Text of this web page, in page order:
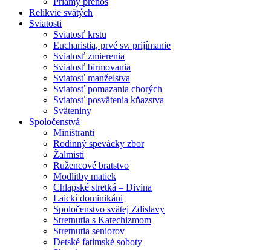
Relikvie svätých
Sviatosti
Sviatosť krstu
Eucharistia, prvé sv. prijímanie
Sviatosť zmierenia
Sviatosť birmovania
Sviatosť manželstva
Sviatosť pomazania chorých
Sviatosť posvätenia kňazstva
Sväteniny
Spoločenstvá
Miništranti
Rodinný spevácky zbor
Žalmisti
Ružencové bratstvo
Modlitby matiek
Chlapské stretká – Divina
Laickí dominikáni
Spoločenstvo svätej Zdislavy
Stretnutia s Katechizmom
Stretnutia seniorov
Detské fatimské soboty